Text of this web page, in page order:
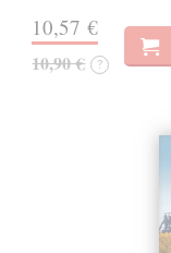
10,57 €
10,90 € ?